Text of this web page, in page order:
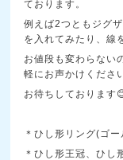
ております。
例えば2つともジグ
を入れてみたり、線
お値段も変わらない
軽にお声かけくださ
お待ちしております
＊ひし形リング(ゴ
＊ひし形王冠、ひ